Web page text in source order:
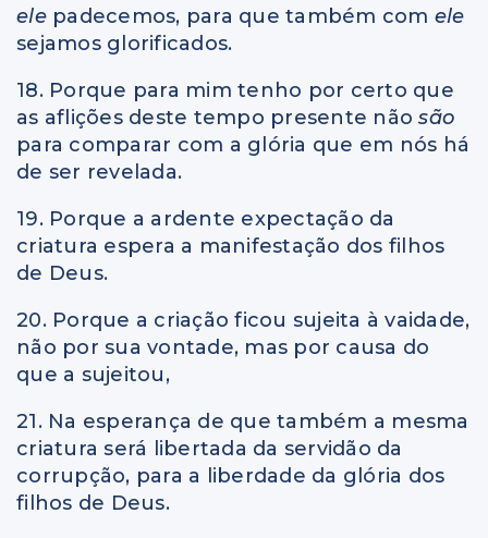
ele padecemos, para que também com ele
sejamos glorificados.
18. Porque para mim tenho por certo que
as aflições deste tempo presente nãosão
para comparar com a glória que em nós há
de ser revelada.
19. Porque a ardente expectação da
criatura espera a manifestação dos filhos
de Deus.
20. Porque a criação ficou sujeita à vaidade,
não por sua vontade, mas por causa do
que a sujeitou,
21. Na esperança de que também a mesma
criatura será libertada da servidão da
corrupção, para a liberdade da glória dos
filhos de Deus.